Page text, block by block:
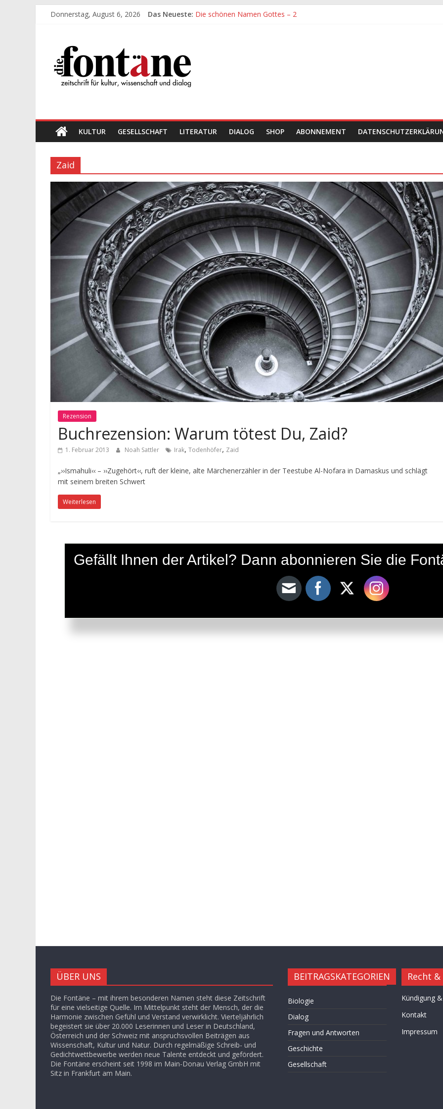
ZumDonnerstag, August 6, 2026 Das Neueste: Die schönen Namen Gottes – 2
Die
Fontäne
kultur,
wissenschaft
und
KULTUR GESELLSCHAFT LITERATUR DIALOG SHOP ABONNEMENT
Zaid
Rezension
Buchrezension: Warum tötest Du, Zaid?
1. Februar 2013 Noah Sattler Irak, Todenhöfer, Zaid
„››Ismahuli‹‹ – ››Zugehört‹‹, ruft der kleine, alte Märchenerzähler in der Teestube Al-Nofara in Damaskus und schlägt
mit seinem breiten Schwert
Weiterlesen
ÜBER UNS
Die Fontäne – mit ihrem besonderen Namen steht diese Zeitschrift
für eine vielseitige Quelle. Im Mittelpunkt steht der Mensch, der die
Harmonie zwischen Gefühl und Verstand verwirklicht. Vierteljährlich
begeistert sie über 20.000 Leserinnen und Leser in Deutschland,
Österreich und der Schweiz mit anspruchsvollen Beiträgen aus
Wissenschaft, Kultur und Natur. Durch regelmäßige Schreib- und
Gedichtwettbewerbe werden neue Talente entdeckt und gefördert.
Die Fontäne erscheint seit 1998 im Main-Donau Verlag GmbH mit
Sitz in Frankfurt am Main.
BEITRAGSKATEGORIEN
Biologie
Dialog
Fragen und Antworten
Geschichte
Gesellschaft
Recht
Kündigung
Kontakt
Impressum
Gefällt Ihnen der Artikel? Dann abonnieren Sie die